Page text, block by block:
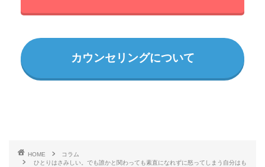
カウンセリングについて
HOME
コラム
ひとりはさみしい。でも誰かと関わっても素直になれずに怒ってしまう自分はも